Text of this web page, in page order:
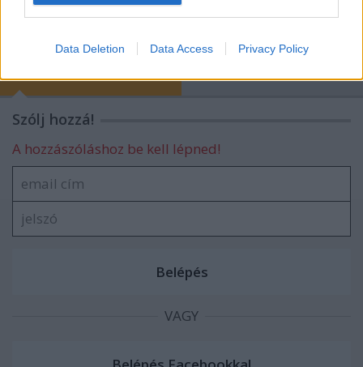
related to security, including authentication
functionality and fraud prevention, and other
Data Deletion Data Access Privacy Policy
Szólj hozzá!
A hozzászóláshoz be kell lépned!
VAGY